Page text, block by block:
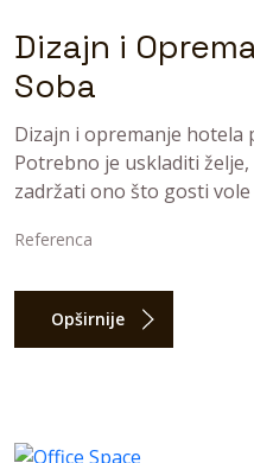
Dizajn i
Soba
Dizajn i opremanje hotela
Potrebno je uskladiti
zadržati ono što gosti vole
Referenca
Opširnije